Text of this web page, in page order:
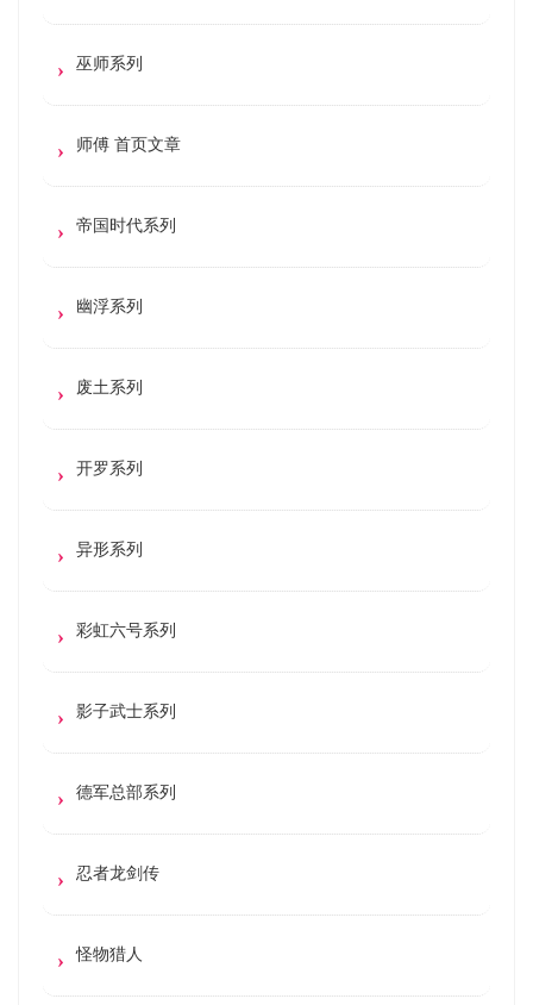
巫师系列
师傅 首页文章
帝国时代系列
幽浮系列
废土系列
开罗系列
异形系列
彩虹六号系列
影子武士系列
德军总部系列
忍者龙剑传
怪物猎人